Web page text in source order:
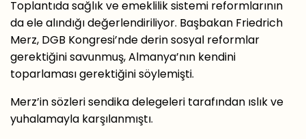
Toplantıda sağlık ve emeklilik sistemi reformlarının
da ele alındığı değerlendiriliyor. Başbakan Friedrich
Merz, DGB Kongresi’nde derin sosyal reformlar
gerektiğini savunmuş, Almanya’nın kendini
toparlaması gerektiğini söylemişti.
Merz’in sözleri sendika delegeleri tarafından ıslık ve
yuhalamayla karşılanmıştı.